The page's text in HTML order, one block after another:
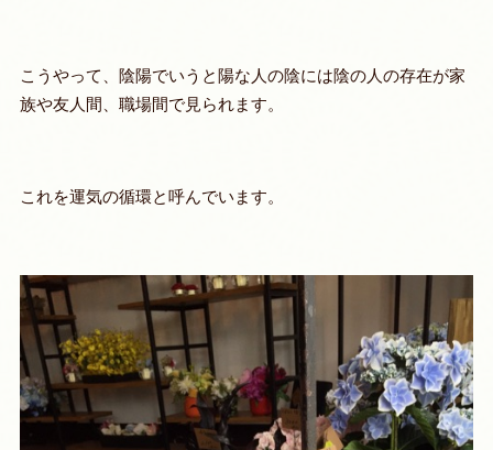
こうやって、陰陽でいうと陽な人の陰には陰の人の存在が家
族や友人間、職場間で見られます。
これを運気の循環と呼んでいます。